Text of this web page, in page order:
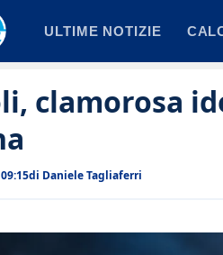
ULTIME NOTIZIE
clamorosa
di Daniele Tagliaferri